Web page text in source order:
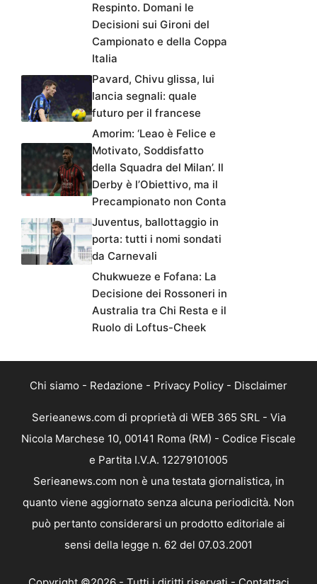
Respinto. Domani le
Decisioni sui Gironi del
Campionato e della Coppa
Italia
Pavard, Chivu glissa, lui
lancia segnali: quale
futuro per il francese
Amorim: ‘Leao è Felice e
Motivato, Soddisfatto
della Squadra del Milan’. Il
Derby è l’Obiettivo, ma il
Precampionato non Conta
Juventus, ballottaggio in
porta: tutti i nomi sondati
da Carnevali
Chukwueze e Fofana: La
Decisione dei Rossoneri in
Australia tra Chi Resta e il
Ruolo di Loftus-Cheek
Chi siamo - Redazione - Privacy Policy - Disclaimer
Serieanews.com di proprietà di WEB 365 SRL - Via
Nicola Marchese 10, 00141 Roma (RM) - Codice Fiscale
e Partita I.V.A. 12279101005
Serieanews.com non è una testata giornalistica, in
quanto viene aggiornato senza alcuna periodicità. Non
può pertanto considerarsi un prodotto editoriale ai
sensi della legge n. 62 del 07.03.2001